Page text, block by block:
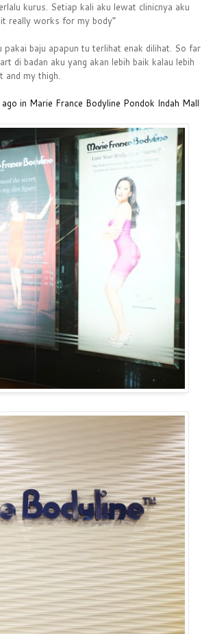
kurus. Setiap kali aku lewat clinicnya aku
really works for my body”
pakai baju apapun tu terlihat enak dilihat. So far
di badan aku yang akan lebih baik kalau lebih
and my thigh.
in Marie France Bodyline Pondok Indah Mall